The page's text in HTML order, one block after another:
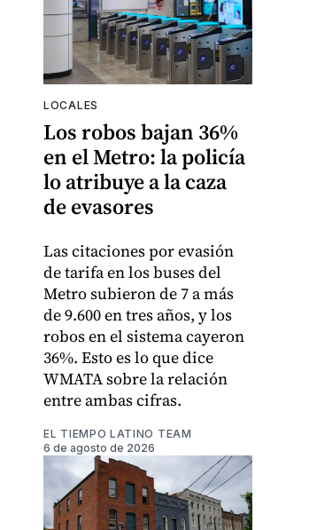
LOCALES
Los robos bajan 36%
en el Metro: la policía
lo atribuye a la caza
de evasores
Las citaciones por evasión
de tarifa en los buses del
Metro subieron de 7 a más
de 9.600 en tres años, y los
robos en el sistema cayeron
36%. Esto es lo que dice
WMATA sobre la relación
entre ambas cifras.
EL TIEMPO LATINO TEAM
6 de agosto de 2026